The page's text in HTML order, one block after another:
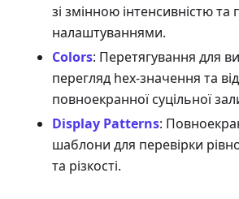
зі змінною інтенсивністю та
налаштуваннями.
Colors: Перетягування для
перегляд hex-значення та
повноекранної суцільної
Display Patterns:
шаблони для перевірки
та різкості.